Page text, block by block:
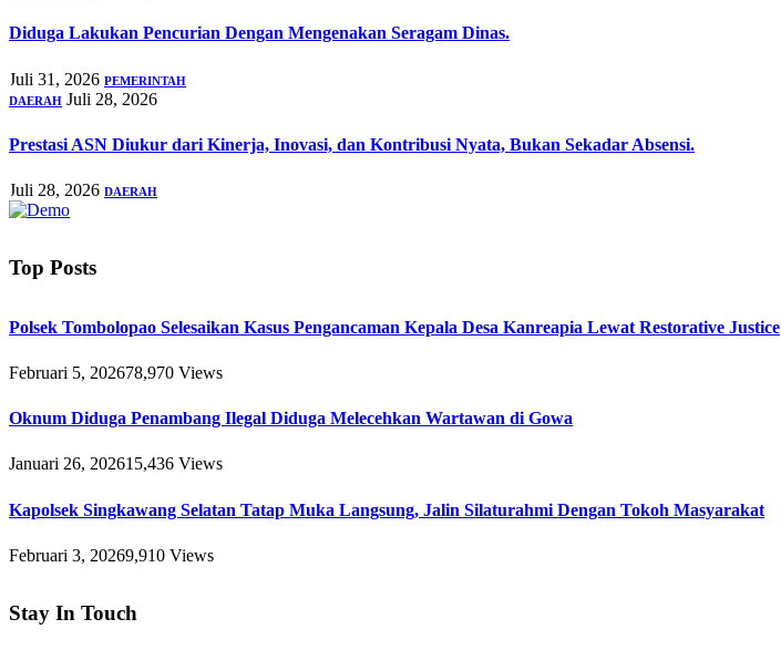
Diduga Lakukan Pencurian Dengan Mengenakan Seragam Dinas.
Juli 31, 2026 PEMERINTAH
DAERAH Juli 28, 2026
Prestasi ASN Diukur dari Kinerja, Inovasi, dan Kontribusi Nyata, Bukan Sekadar Absensi.
Juli 28, 2026 DAERAH
Top Posts
Polsek Tombolopao Selesaikan Kasus Pengancaman Kepala Desa Kanreapia Lewat Restorative Justice
Februari 5, 202678,970 Views
Oknum Diduga Penambang Ilegal Diduga Melecehkan Wartawan di Gowa
Januari 26, 202615,436 Views
Kapolsek Singkawang Selatan Tatap Muka Langsung, Jalin Silaturahmi Dengan Tokoh Masyarakat
Februari 3, 20269,910 Views
Stay In Touch